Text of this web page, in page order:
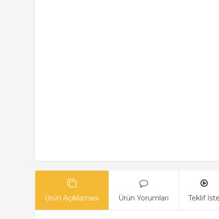
Ürün Açıklaması Ürün Yorumları Teklif